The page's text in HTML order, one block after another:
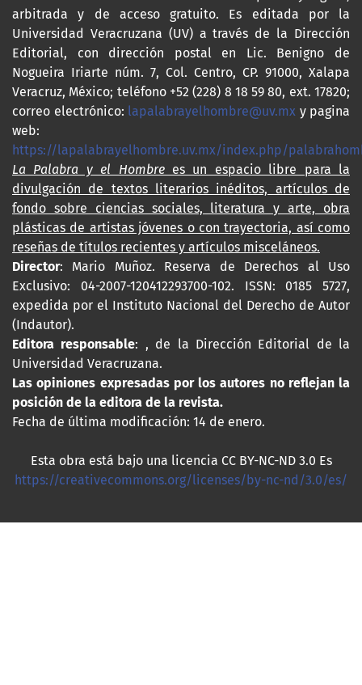
arbitrada y de acceso gratuito. Es editada por la
Universidad Veracruzana (UV) a través de la Dirección
Editorial, con dirección postal en Lic. Benigno de
Nogueira Iriarte núm. 7, Col. Centro, CP. 91000, Xalapa
Veracruz, México; teléfono +52 (228) 8 18 59 80, ext. 17820;
correo electrónico: lapalabrayelhombre@uv.mx y pagina
web:
https://lapalabrayelhombre.uv.mx/index.php/
La Palabra y el Hombre es un espacio libre para la
divulgación de textos literarios inéditos, artículos de
fondo sobre ciencias sociales, literatura y arte, obra
plásticas de artistas jóvenes o con trayectoria, así como
reseñas de títulos recientes y artículos misceláneos.
Director: Mario Muñoz. Reserva de Derechos al Uso
Exclusivo: 04-2007-120412293700-102. ISSN: 0185 5727,
expedida por el Instituto Nacional del Derecho de Autor
(Indautor).
Editora responsable: , de la Dirección Editorial de la
Universidad Veracruzana.
Las opiniones expresadas por los autores no reflejan la
posición de la editora de la revista.
Fecha de última modificación: 14 de enero.
Esta obra está bajo una licencia CC BY-NC-ND 3.0 Es
https://creativecommons.org/licenses/by-nc-nd/3.0/es/